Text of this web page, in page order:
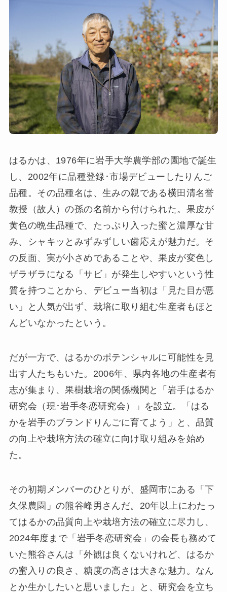
はるかは、1976年に岩手大学農学部の園地で誕生
し、2002年に品種登録･市場デビューしたりんご
品種。その品種名は、生みの親である横田清名誉
教授（故人）の孫の名前から付けられた。果皮が
黄色の晩生品種で、たっぷり入った蜜と濃厚な甘
み、シャキッとみずみずしい歯応えが魅力だ。そ
の反面、実が小さめであることや、果皮が変色し
ザラザラになる「サビ」が発生しやすいという性
質を持つことから、デビュー当初は「見た目が悪
い」と人気が出ず、栽培に取り組む生産者もほと
んどいなかったという。
だが一方で、はるかのポテンシャルに可能性を見
出す人たちもいた。2006年、県内各地の生産者有
志が集まり、果樹栽培の関係機関と「岩手はるか
研究会（現･岩手冬恋研究会）」を設立。「はる
かを岩手のブランドりんごに育てよう」と、品質
の向上や栽培方法の確立に向け取り組みを始め
た。
その初期メンバーのひとりが、盛岡市にある「下
久保農園」の熊谷峰男さんだ。20年以上にわたっ
てはるかの品質向上や栽培方法の確立に尽力し、
2024年度まで「岩手冬恋研究会」の会長も務めて
いた熊谷さんは「外観は良くないけれど、はるか
の蜜入りの良さ、糖度の高さは大きな魅力。なん
とか生かしたいと思いました」と、研究会を立ち